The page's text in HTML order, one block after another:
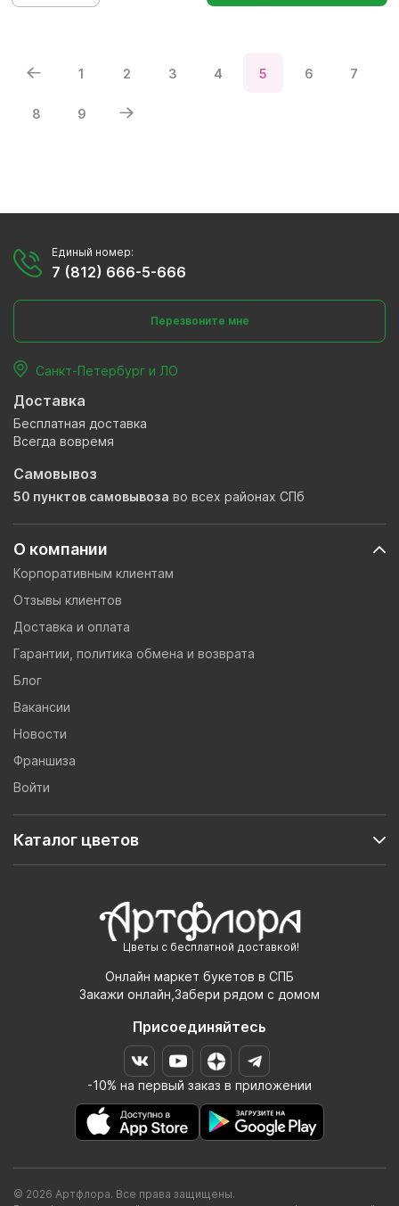
1 2 3 4 5 6 7
8 9
Цветы с бесплатной доставкой!
Онлайн маркет букетов в СПБ
Закажи онлайн,Забери рядом с домом
Присоединяйтесь
-10% на первый заказ в приложении
О компании
Корпоративным клиентам
Отзывы клиентов
Доставка и оплата
Гарантии, политика обмена и возврата
Блог
Вакансии
Новости
Франшиза
Войти
Каталог цветов
Единый номер:
7 (812) 666-5-666
Перезвоните мне
Санкт-Петербург и ЛО
Доставка
Бесплатная доставка
Всегда вовремя
Самовывоз
50 пунктов самовывоза во всех районах СПб
© 2026 Артфлора. Все права защищены.